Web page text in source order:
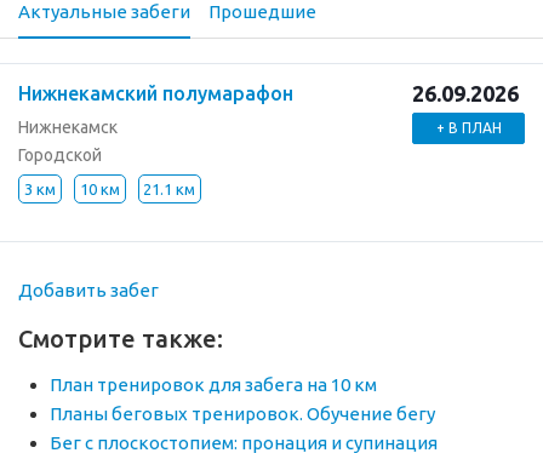
Актуальные забеги Прошедшие
Нижнекамский полумарафон
Нижнекамск
Городской
3 км 10 км 21.1 км
26.09.2026
+ В ПЛАН
Добавить забег
Смотрите также:
План тренировок для забега на 10 км
Планы беговых тренировок. Обучение бегу
Бег с плоскостопием: пронация и супинация